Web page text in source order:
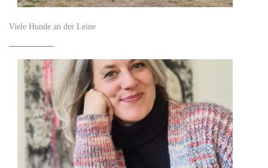
Viele Hunde an der Leine